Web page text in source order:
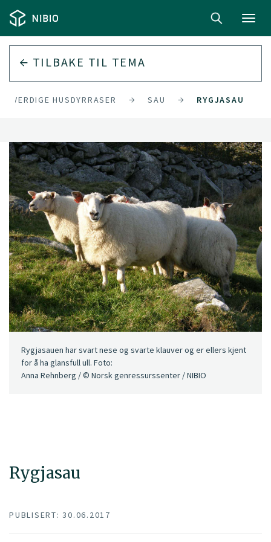
TILBAKE TIL TEMA
HUSDYRRASER SAU RYGJASAU
Rygjasau
Rygjasauen har svart nese og svarte klauver og er ellers kjent
for å ha glansfull ull. Foto:
Anna Rehnberg / © Norsk genressurssenter / NIBIO
PUBLISERT: 30.06.2017